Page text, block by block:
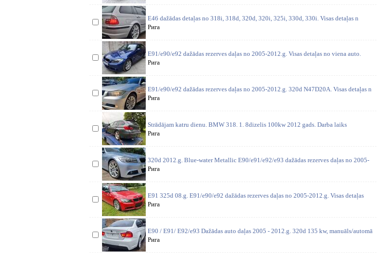
E46 dažādas detaļas no 318i, 318d, 320d, 320i, 325i, 330d, 330i. Visas detaļas n
Рига
E91/e90/e92 dažādas rezerves daļas no 2005-2012.g. Visas detaļas no viena auto.
Рига
E91/e90/e92 dažādas rezerves daļas no 2005-2012.g. 320d N47D20A. Visas detaļas n
Рига
Strādājam katru dienu. BMW 318. 1. 8dizelis 100kw 2012 gads. Darba laiks
Рига
320d 2012.g. Blue-water Metallic E90/e91/e92/e93 dažādas rezerves daļas no 2005-
Рига
E91 325d 08.g. E91/e90/e92 dažādas rezerves daļas no 2005-2012.g. Visas detaļas
Рига
E90 / E91/ E92/e93 Dažādas auto daļas 2005 - 2012.g. 320d 135 kw, manuāls/automā
Рига